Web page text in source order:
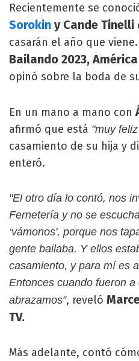
Recientemente se
Sorokin y Cande Tinelli
casarán el año que
Bailando 2023,
opinó sobre la boda de
En un mano a mano con
afirmó que está "muy
casamiento de su hija y
enteró.
"El otro día lo contó, nos
Fernetería y no se
‘vámonos', porque nos
gente bailaba. Y ellos
casamiento, y para mí es
Entonces cuando fueron
abrazamos”, reveló
TV.
Más adelante, contó